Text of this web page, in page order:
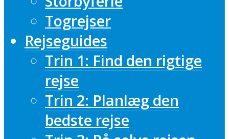
Togrejser
Rejseguides
Trin 1: Find den rigtige
rejse
Trin 2: Planlæg den
bedste rejse